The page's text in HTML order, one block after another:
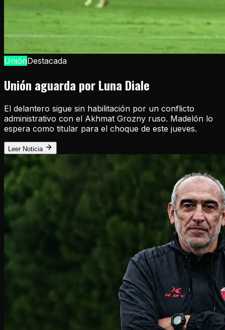
UniónDestacada
Unión aguarda por Luna Diale
El delantero sigue sin habilitación por un conflicto
administrativo con el Akhmat Grozny ruso. Madelón lo
espera como titular para el choque de este jueves.
Leer Noticia